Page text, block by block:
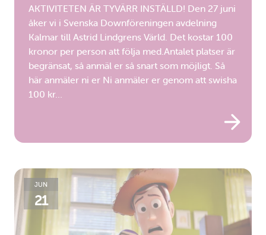
AKTIVITETEN ÄR TYVÄRR INSTÄLLD! Den 27 juni
åker vi i Svenska Downföreningen avdelning
Kalmar till Astrid Lindgrens Värld. Det kostar 100
kronor per person att följa med.Antalet platser är
begränsat, så anmäl er så snart som möjligt. Så
här anmäler ni er Ni anmäler er genom att swisha
100 kr…
JUN
21